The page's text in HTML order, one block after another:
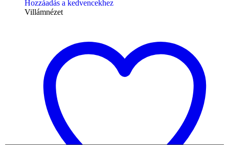
Hozzáadás a kedvencekhez
Villámnézet